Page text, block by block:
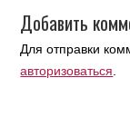
Добавить
Для отправки
авторизоваться